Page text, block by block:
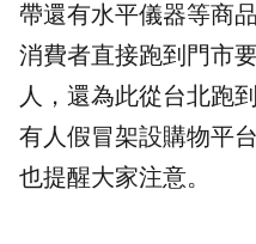
帶還有水平儀器等商
消費者直接跑到門市
人，還為此從台北跑
有人假冒架設購物平
也提醒大家注意。